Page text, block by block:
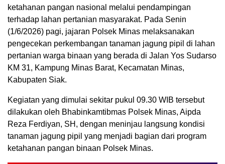
ketahanan pangan nasional melalui pendampingan
terhadap lahan pertanian masyarakat. Pada Senin
(1/6/2026) pagi, jajaran Polsek Minas melaksanakan
pengecekan perkembangan tanaman jagung pipil di lahan
pertanian warga binaan yang berada di Jalan Yos Sudarso
KM 31, Kampung Minas Barat, Kecamatan Minas,
Kabupaten Siak.
Kegiatan yang dimulai sekitar pukul 09.30 WIB tersebut
dilakukan oleh Bhabinkamtibmas Polsek Minas, Aipda
Reza Ferdiyan, SH, dengan meninjau langsung kondisi
tanaman jagung pipil yang menjadi bagian dari program
ketahanan pangan binaan Polsek Minas.